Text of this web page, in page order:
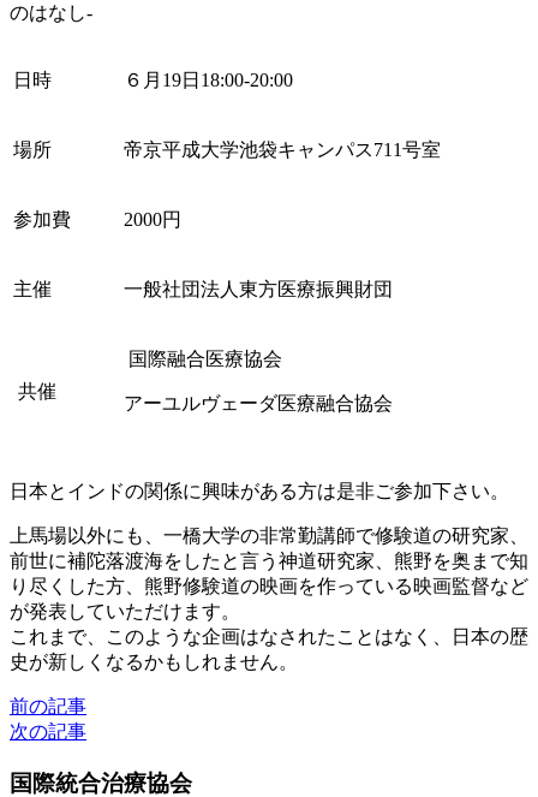
のはなし-
日時 ６月19日18:00-20:00
場所 帝京平成大学池袋キャンパス711号室
参加費 2000円
主催 一般社団法人東方医療振興財団
共催
国際融合医療協会
アーユルヴェーダ医療融合協会
日本とインドの関係に興味がある方は是非ご参加下さい。
上馬場以外にも、一橋大学の非常勤講師で修験道の研究家、
前世に補陀落渡海をしたと言う神道研究家、熊野を奥まで知
り尽くした方、熊野修験道の映画を作っている映画監督など
が発表していただけます。
これまで、このような企画はなされたことはなく、日本の歴
史が新しくなるかもしれません。
前の記事
次の記事
国際統合治療協会